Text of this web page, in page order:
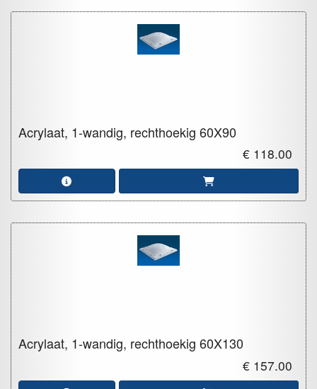
Acrylaat, 1-wandig, rechthoekig 60X90
€ 118.00
Acrylaat, 1-wandig, rechthoekig 60X130
€ 157.00